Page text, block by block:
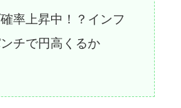
率上昇中！？インフ
チで円高くるか